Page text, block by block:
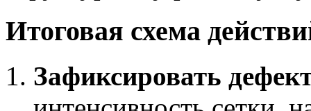
Итоговая схема
Зафиксировать